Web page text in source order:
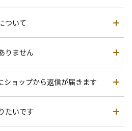
ついて
りません
ショップから返信が届きます
たいです